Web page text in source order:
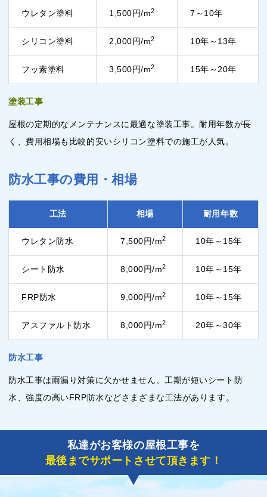
ウレタン塗料 1,500円/m2 7～10年
シリコン塗料 2,000円/m2 10年～13年
フッ素塗料 3,500円/m2 15年～20年
塗装工事
屋根の定期的なメンテナンスに最適な塗装工事。耐用年数が長
く、費用相場も比較的安いシリコン塗料での施工が人気。
防水工事の費用・相場
工法 相場 耐用年数
ウレタン防水 7,500円/m2 10年～15年
シート防水 8,000円/m2 10年～15年
FRP防水 9,000円/m2 10年～15年
アスファルト防水 8,000円/m2 20年～30年
防水工事
防水工事は雨漏り対策に欠かせません。工期が短いシート防
水、強度の高いFRP防水などさまざまな工法があります。
私達がお客様の屋根工事を
最後までサポートさせて頂きます！